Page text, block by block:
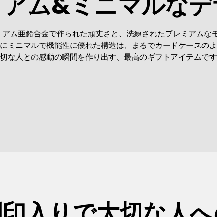
ム亜鉛合金で作られた頑丈さと、洗練されたプレミアム
ミニマルで機能性に優れた構造は、まるでカードケースの
な人との感動の瞬間を作り出す、最高のギフトアイテムで